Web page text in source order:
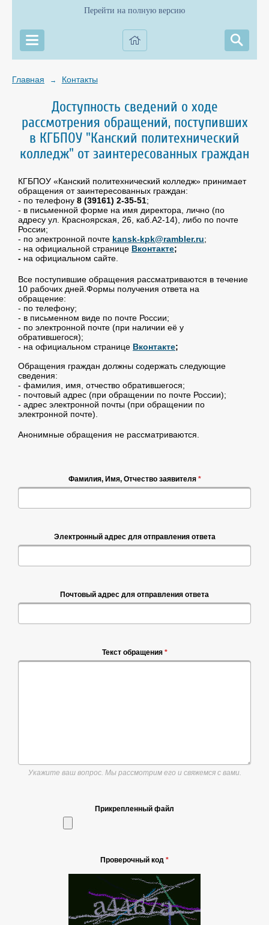
Перейти на полную версию
Главная → Контакты
Доступность сведений о ходе
рассмотрения обращений, поступивших
в КГБПОУ "Канский политехнический
колледж" от заинтересованных граждан
КГБПОУ «Канский политехнический колледж» принимает
обращения от заинтересованных граждан:
- по телефону 8 (39161) 2-35-51;
- в письменной форме на имя директора, лично (по
адресу ул. Красноярская, 26, каб.А2-14), либо по почте
России;
- по электронной почте kansk-kpk@rambler.ru;
- на официальной странице Вконтакте;
- на официальном сайте.
Все поступившие обращения рассматриваются в течение
10 рабочих дней.Формы получения ответа на
обращение:
- по телефону;
- в письменном виде по почте России;
- по электронной почте (при наличии её у
обратившегося);
- на официальном странице Вконтакте;
Обращения граждан должны содержать следующие
сведения:
- фамилия, имя, отчество обратившегося;
- почтовый адрес (при обращении по почте России);
- адрес электронной почты (при обращении по
электронной почте).
Анонимные обращения не рассматриваются.
Фамилия, Имя, Отчество заявителя *
Электронный адрес для отправления ответа
Почтовый адрес для отправления ответа
Текст обращения *
Укажите ваш вопрос. Мы рассмотрим его и свяжемся с вами.
Прикрепленный файл
Проверочный код *